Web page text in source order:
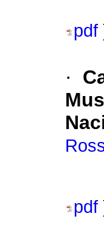
pdf
·
pdf